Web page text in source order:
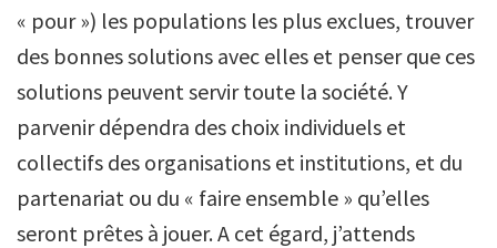
« pour ») les populations les plus exclues, trouver
des bonnes solutions avec elles et penser que ces
solutions peuvent servir toute la société. Y
parvenir dépendra des choix individuels et
collectifs des organisations et institutions, et du
partenariat ou du « faire ensemble » qu’elles
seront prêtes à jouer. A cet égard, j’attends